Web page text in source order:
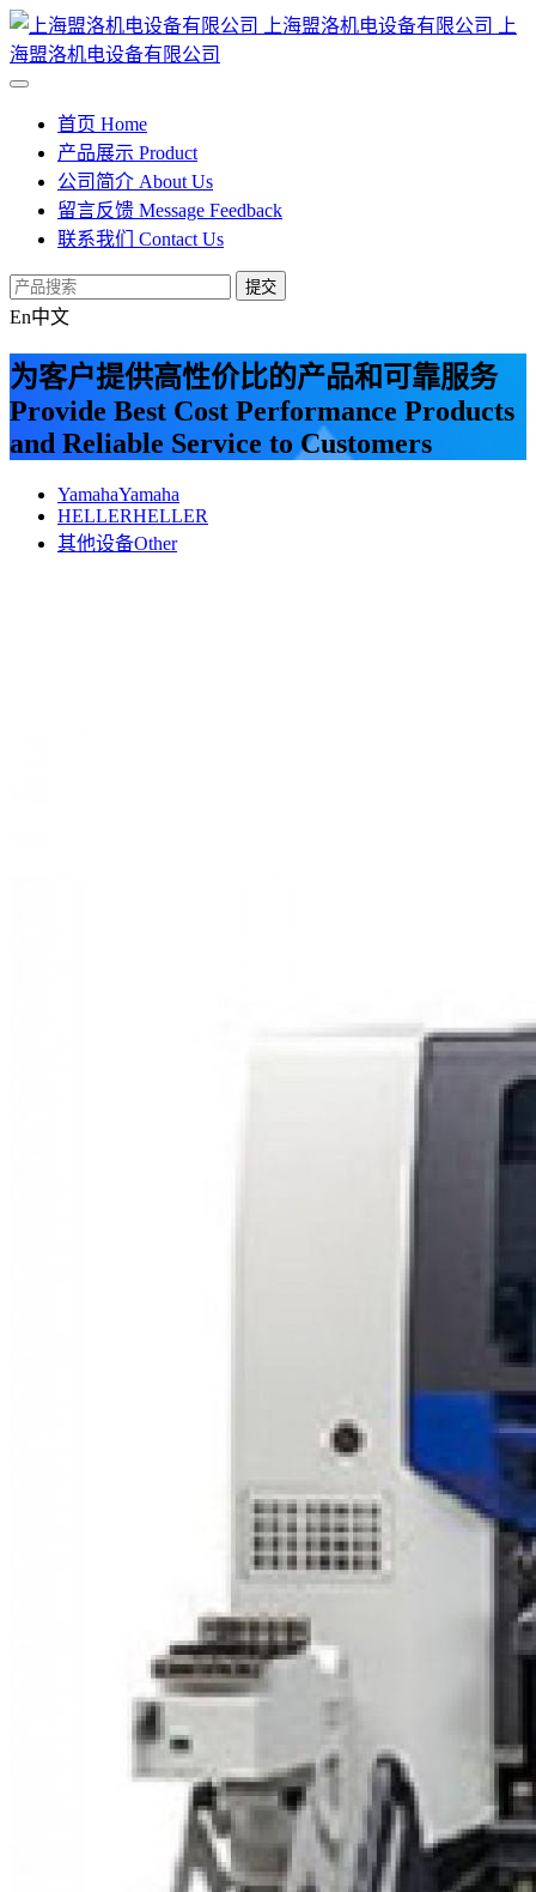
上海盟洛机电设备有限公司
上
海盟洛机电设备有限公司
首页 Home
产品展示 Product
公司简介 About Us
留言反馈 Message Feedback
联系我们
Contact Us
提交
En中文
为客户提供高性价比的产品和可靠服务
Provide Best Cost Performance Products
and Reliable Service to Customers
YamahaYamaha
HELLERHELLER
其他设备Other